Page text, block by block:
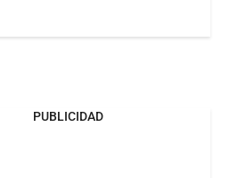
PUBLICIDAD